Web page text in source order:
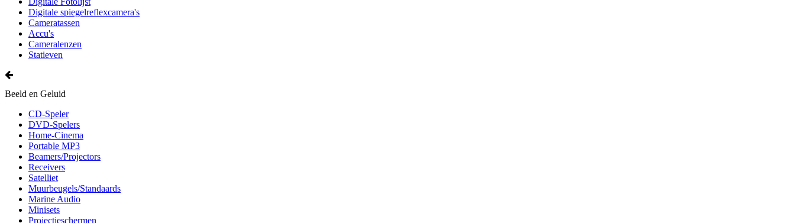
Digitale spiegelreflexcamera's
Cameratassen
Accu's
Cameralenzen
Statieven
Beeld en Geluid
CD-Speler
DVD-Spelers
Home-Cinema
Portable MP3
Beamers/Projectors
Receivers
Satelliet
Muurbeugels/Standaards
Marine Audio
Minisets
Projectieschermen